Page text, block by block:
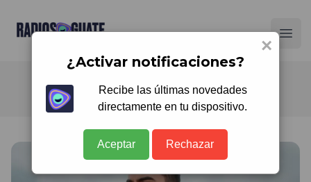
Radios Guate
×
¿Activar notificaciones?
Recibe las últimas novedades
directamente en tu dispositivo.
Aceptar Rechazar